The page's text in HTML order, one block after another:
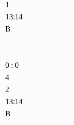
1
13:14
B
0 : 0
4
2
13:14
B